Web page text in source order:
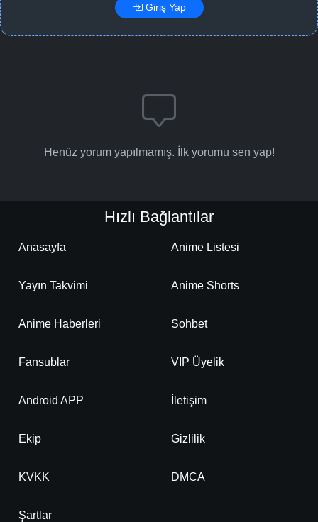
Giriş Yap
Henüz yorum yapılmamış. İlk yorumu sen yap!
Hızlı Bağlantılar
Anasayfa Anime Listesi
Yayın Takvimi Anime Shorts
Anime Haberleri Sohbet
Fansublar VIP Üyelik
Android APP İletişim
Ekip Gizlilik
KVKK DMCA
Şartlar